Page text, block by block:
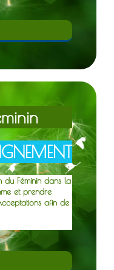
Féminin dans la
et prendre
afin de